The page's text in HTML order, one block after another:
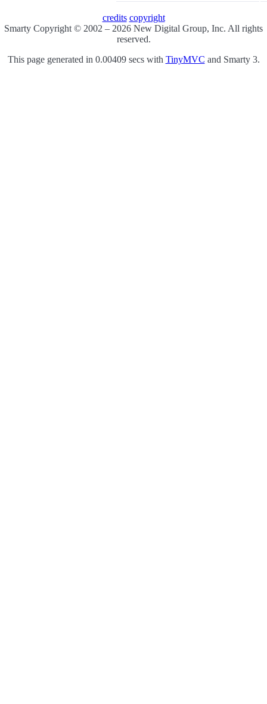
credits copyright
Smarty Copyright © 2002 – 2026 New Digital Group, Inc. All rights
reserved.
This page generated in 0.00409 secs with TinyMVC and Smarty 3.